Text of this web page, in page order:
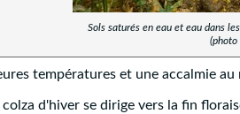
Sols saturés en eau et eau dans
températures et une accalmie au
d'hiver se dirige vers la fin